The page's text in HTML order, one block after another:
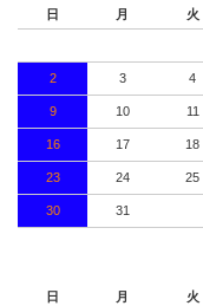
日 月 火
2 3 4
9 10 11
16 17 18
23 24 25
30 31
日 月 火